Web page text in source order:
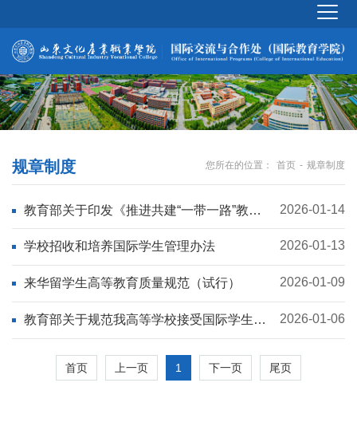
您所在的位置： 首页 - 规章制度
规章制度
教育部关于印发《推进共建“一带一路”教育
行动》的通知
2026-01-14
学校招收和培养国际学生管理办法 2026-01-13
来华留学生高等教育质量规范（试行） 2026-01-09
教育部关于规范我高等学校接受国际学生有
关工作的通知
2026-01-06
首页 上一页 1 下一页 尾页